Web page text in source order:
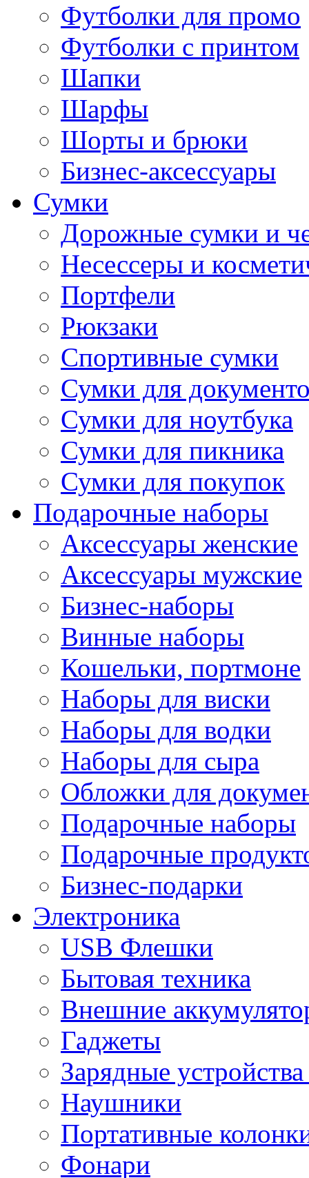
Футболки для промо
Футболки с принтом
Шапки
Шарфы
Шорты и брюки
Бизнес-аксессуары
Сумки
Дорожные сумки и
Несессеры и
Портфели
Рюкзаки
Спортивные сумки
Сумки для
Сумки для ноутбука
Сумки для пикника
Сумки для покупок
Подарочные наборы
Аксессуары женские
Аксессуары мужские
Бизнес-наборы
Винные наборы
Кошельки, портмоне
Наборы для виски
Наборы для водки
Наборы для сыра
Обложки для
Подарочные наборы
Подарочные
Бизнес-подарки
Электроника
USB Флешки
Бытовая техника
Внешние
Гаджеты
Зарядные
Наушники
Портативные
Фонари